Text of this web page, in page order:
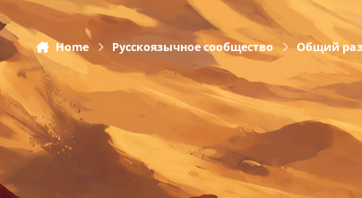
Home Русскоязычное сообщество Общий